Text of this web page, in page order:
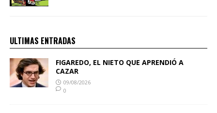
ULTIMAS ENTRADAS
FIGAREDO, EL NIETO QUE APRENDIÓ A
CAZAR
09/08/2026
0